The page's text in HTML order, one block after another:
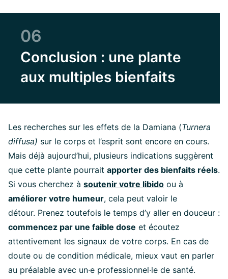
06
Conclusion : une plante
aux multiples bienfaits
Les recherches sur les effets de la Damiana (Turnera
diffusa) sur le corps et l’esprit sont encore en cours.
Mais déjà aujourd’hui, plusieurs indications suggèrent
que cette plante pourrait apporter des bienfaits réels.
Si vous cherchez à soutenir votre libido ou à
améliorer votre humeur, cela peut valoir le
détour. Prenez toutefois le temps d’y aller en douceur :
commencez par une faible dose et écoutez
attentivement les signaux de votre corps. En cas de
doute ou de condition médicale, mieux vaut en parler
au préalable avec un·e professionnel·le de santé.